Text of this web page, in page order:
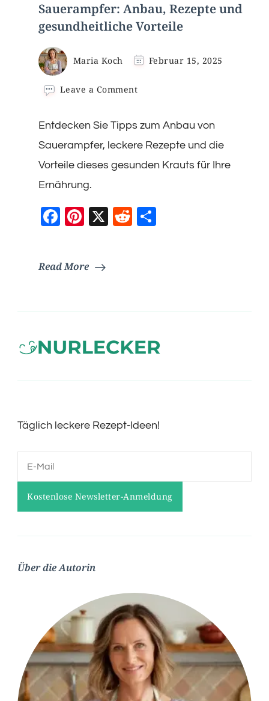
Sauerampfer: Anbau, Rezepte und
gesundheitliche Vorteile
Maria Koch Februar 15, 2025
Leave a Commenton
Rezepte
und
gesundheitliche
Vorteile
Entdecken Sie Tipps zum Anbau von
Sauerampfer, leckere Rezepte und die
Vorteile dieses gesunden Krauts für Ihre
Ernährung.
Facebook
Pinterest
X Reddit
Read More
Täglich leckere Rezept-Ideen!
Über die Autorin